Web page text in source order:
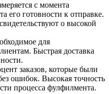
с момента
его готовности к отправке.
о высокой
для
Быстрая доставка
заказов, которые были
ошибок. Высокая точность
процесса фулфилмента.